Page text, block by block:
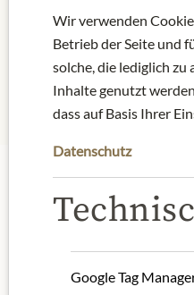
Contact: Feinkost
Wir verwenden
Betrieb der Seite und
solche, die lediglich
Inhalte genutzt
dass auf Basis Ihrer
Datenschutz
Google Tag